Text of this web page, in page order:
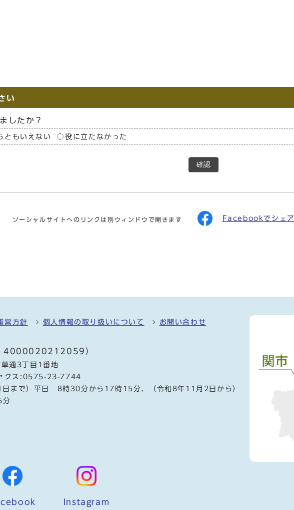
い
したか？
ともいえない 役に立たなかった
確認
ソーシャルサイトへのリンクは別ウィンドウで開きます Facebookでシェア
営方針 個人情報の取り扱いについて お問い合わせ
：4000020212059）
通3丁目1番地
クス:0575-23-7744
日まで）平日 8時30分から17時15分、（令和8年11月2日から）
分
Instagram